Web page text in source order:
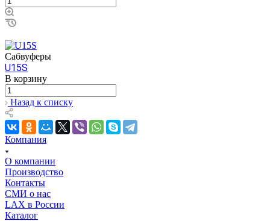
Сабвуферы
U15S
В корзину
Назад к списку
Компания
О компании
Производство
Контакты
СМИ о нас
LAX в России
Каталог